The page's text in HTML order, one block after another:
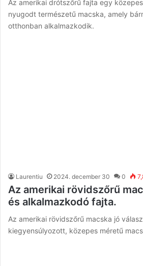
Az amerikai drótszőrű fajta egy
nyugodt természetű macska, amely
otthonban alkalmazkodik.
Laurentiu 2024. december 30 0
Az amerikai rövidszőrű
és alkalmazkodó fajta.
Az amerikai rövidszőrű macska jó
kiegyensúlyozott, közepes méretű